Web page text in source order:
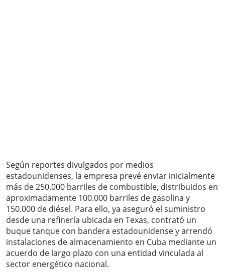
Según reportes divulgados por medios
estadounidenses, la empresa prevé enviar inicialmente
más de 250.000 barriles de combustible, distribuidos en
aproximadamente 100.000 barriles de gasolina y
150.000 de diésel. Para ello, ya aseguró el suministro
desde una refinería ubicada en Texas, contrató un
buque tanque con bandera estadounidense y arrendó
instalaciones de almacenamiento en Cuba mediante un
acuerdo de largo plazo con una entidad vinculada al
sector energético nacional.